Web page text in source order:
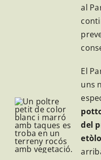
al
El
uns
del